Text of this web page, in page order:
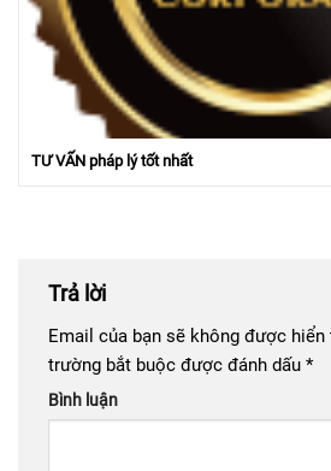
TƯ VẤN pháp lý tốt nhất
Trả lời
Email của bạn sẽ không được
trường bắt buộc được đánh dấu *
Bình luận